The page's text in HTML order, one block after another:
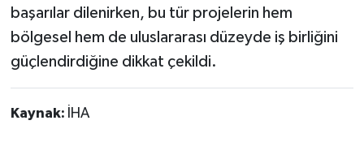
başarılar dilenirken, bu tür projelerin hem
bölgesel hem de uluslararası düzeyde iş birliğini
güçlendirdiğine dikkat çekildi.
Kaynak: İHA